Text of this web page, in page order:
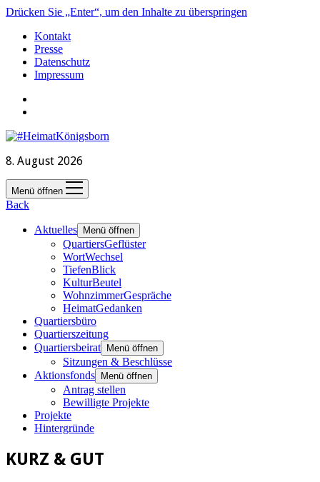
Drücken Sie „Enter“, um den Inhalte zu überspringen
Kontakt
Presse
Datenschutz
Impressum
8. August 2026
Menü öffnen
Back
Aktuelles Menü öffnen
QuartiersGeflüster
WortWechsel
TiefenBlick
KulturBeutel
WohnzimmerGespräche
HeimatGedanken
Quartiersbüro
Quartierszeitung
Quartiersbeirat
Menü öffnen
Sitzungen & Beschlüsse
Aktionsfonds
Menü öffnen
Antrag stellen
Bewilligte Projekte
Projekte
Hintergründe
KURZ & GUT